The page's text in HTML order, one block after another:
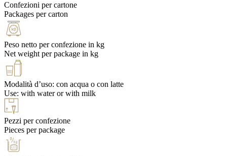
Confezioni per cartone
Packages per carton
Peso netto per confezione in kg
Net weight per package in kg
Modalità d’uso: con acqua o con latte
Use: with water or with milk
Pezzi per confezione
Pieces per package